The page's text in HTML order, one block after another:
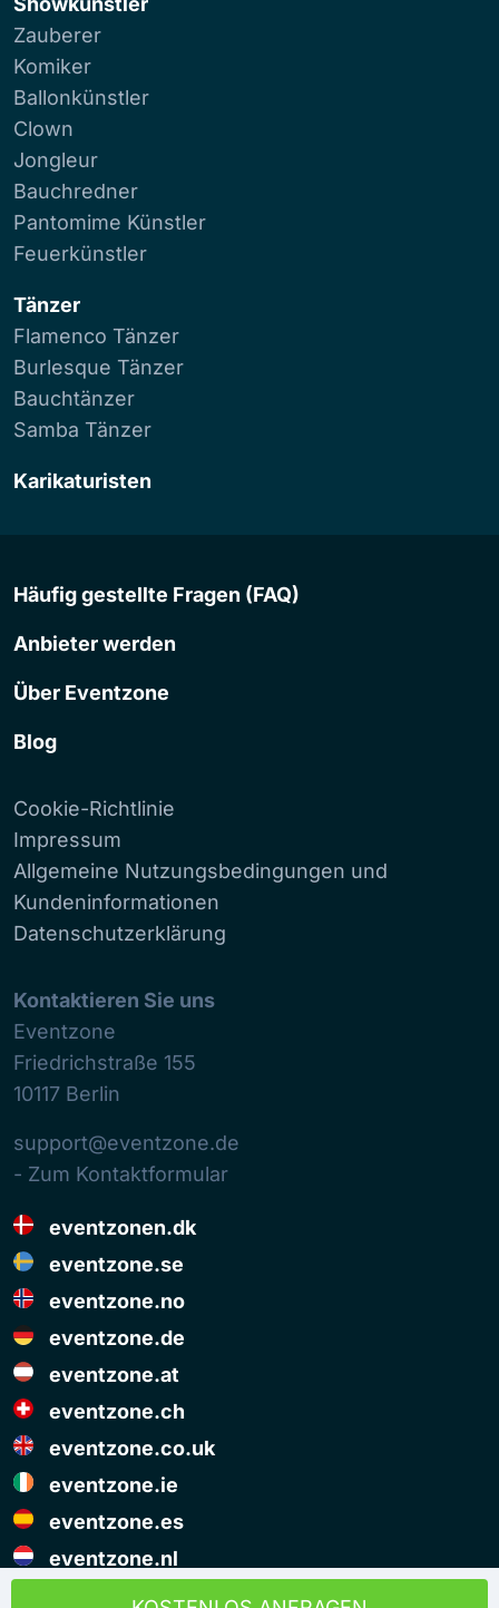
Zauberer
Komiker
Ballonkünstler
Clown
Jongleur
Bauchredner
Pantomime Künstler
Feuerkünstler
Tänzer
Flamenco Tänzer
Burlesque Tänzer
Bauchtänzer
Samba Tänzer
Karikaturisten
Häufig gestellte Fragen (FAQ)
Anbieter werden
Über Eventzone
Blog
Cookie-Richtlinie
Impressum
Allgemeine Nutzungsbedingungen und
Kundeninformationen
Datenschutzerklärung
Kontaktieren Sie uns
Eventzone
Friedrichstraße 155
10117 Berlin
support@eventzone.de
- Zum Kontaktformular
eventzonen.dk
eventzone.se
eventzone.no
eventzone.de
eventzone.at
eventzone.ch
eventzone.co.uk
eventzone.ie
eventzone.es
eventzone.nl